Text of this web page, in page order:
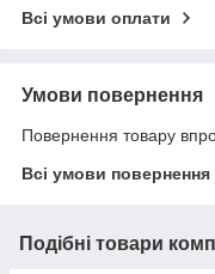
Всі умови оплати
Умови повернення
Повернення товару
Всі умови повернення
Подібні товари